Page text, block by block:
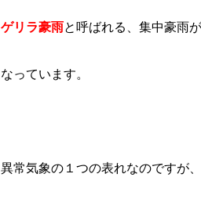
ゲリラ豪雨と呼ばれる、集中豪雨
なっています。
異常気象の１つの表れなのですが、